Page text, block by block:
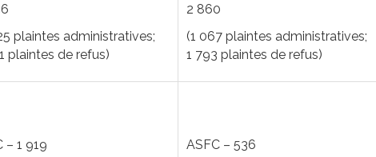
plaintes administratives;
plaintes de refus)
2 860
(1 067 plaintes administratives;
1 793 plaintes de refus)
– 1 919
ASFC – 536